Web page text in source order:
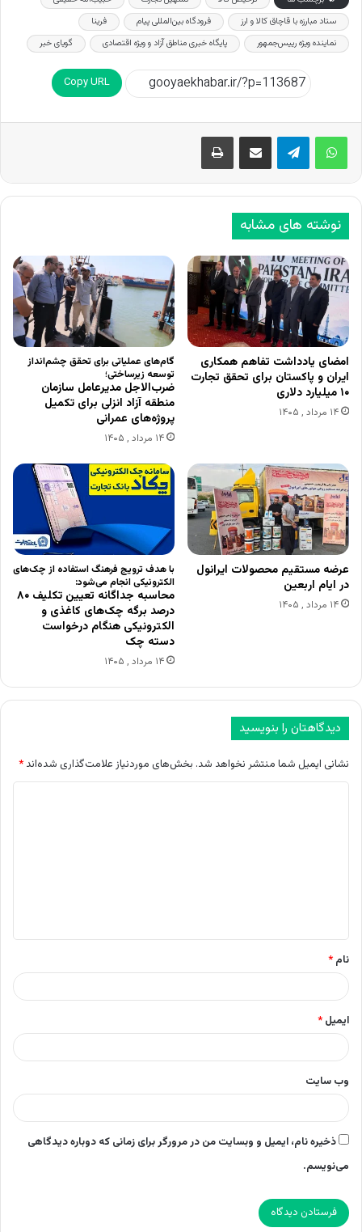
ستاد مبارزه با قاچاق کالا و ارز
فرودگاه بین‌المللی پیام
فرینا
نماینده ویژه رییس‌جمهور
پایگاه خبری مناطق آزاد و ویژه اقتصادی گویای خبر
Copy URL
اشتراک گذاری از طریق ایمیل چاپ
نوشته های مشابه
امضای یادداشت تفاهم همکاری
ایران و پاکستان برای تحقق تجارت
۱۰ میلیارد دلاری
۱۴ مرداد , ۱۴۰۵
گام‌های عملیاتی برای تحقق چشم‌انداز
توسعه زیرساختی؛
ضرب‌الاجل مدیرعامل سازمان
منطقه آزاد انزلی برای تکمیل
پروژه‌های عمرانی
۱۴ مرداد , ۱۴۰۵
عرضه مستقیم محصولات ایرانول
در ایام اربعین
۱۴ مرداد , ۱۴۰۵
با هدف ترویج فرهنگ استفاده از چک‌های
الکترونیکی انجام می‌شود:
محاسبه جداگانه تعیین تکلیف ۸۰
درصد برگه چک‌های کاغذی و
الکترونیکی هنگام درخواست
دسته چک
۱۴ مرداد , ۱۴۰۵
دیدگاهتان را بنویسید
نشانی ایمیل شما منتشر نخواهد شد. بخش‌های موردنیاز علامت‌گذاری شده‌اند *
*
نام *
ایمیل *
وب‌ سایت
ذخیره نام، ایمیل و وبسایت من در مرورگر برای زمانی که دوباره دیدگاهی
می‌نویسم.